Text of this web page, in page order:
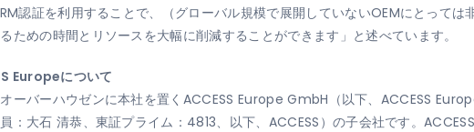
認証を利用することで、（グローバル規模で展開していないOEMにとって
ための時間とリソースを大幅に削減することができます」と述べています。
Europeについて
オーバーハウゼンに本社を置くACCESS Europe GmbH（以下、ACCESS
：大石 清恭、東証プライム：4813、以下、ACCESS）の子会社です。